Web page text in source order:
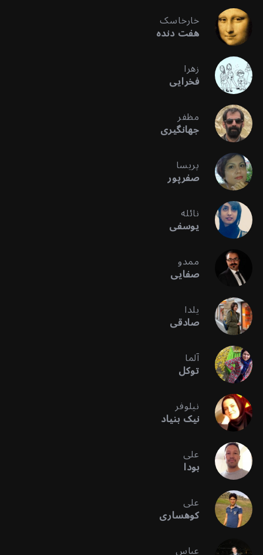
خارخاسک
هفت دنده
زهرا
فخرایی
مظفر
جهانگیری
پریسا
صفرپور
نائله
یوسفی
ممدو
صفایی
یلدا
صادقی
آلما
توکل
نیلوفر
نیک بنیاد
علی
بودا
علی
کوهساری
عباس